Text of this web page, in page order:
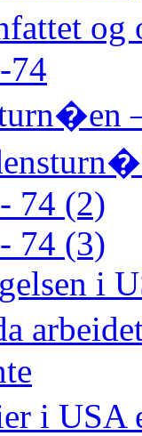
og
74
74 (2)
74 (3)
i
i USA